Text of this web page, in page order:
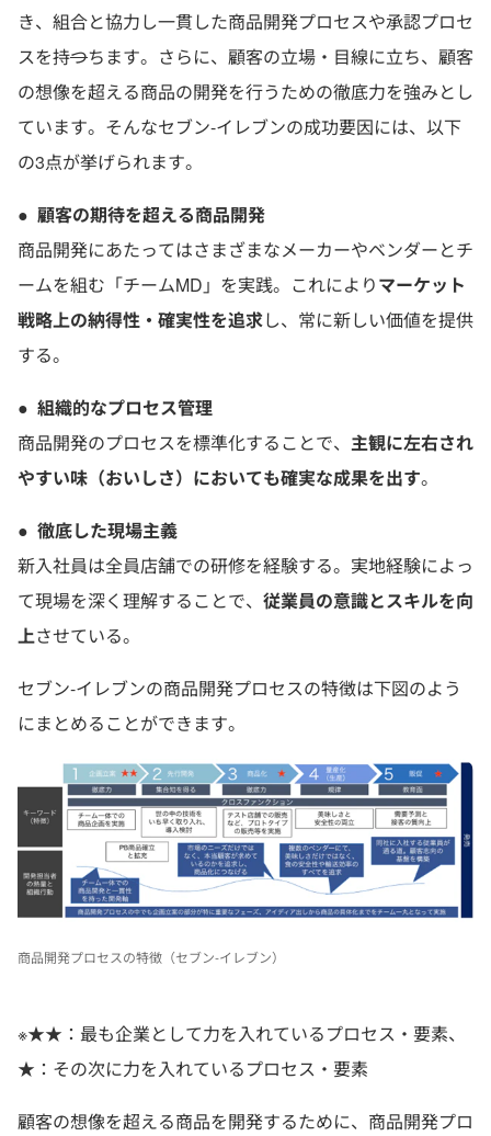
き、組合と協力し一貫した商品開発プロセスや承認プロセ
スを持つちます。さらに、顧客の立場・目線に立ち、顧客
の想像を超える商品の開発を行うための徹底力を強みとし
ています。そんなセブン-イレブンの成功要因には、以下
の3点が挙げられます。
● 顧客の期待を超える商品開発
商品開発にあたってはさまざまなメーカーやベンダーとチ
ームを組む「チームMD」を実践。これによりマーケット
戦略上の納得性・確実性を追求し、常に新しい価値を提供
する。
● 組織的なプロセス管理
商品開発のプロセスを標準化することで、 主観に左右され
やすい味（おいしさ）においても確実な成果を出す。
● 徹底した現場主義
新入社員は全員店舗での研修を経験する。実地経験によっ
て現場を深く理解することで、 従業員の意識とスキルを向
上させている。
セブン-イレブンの商品開発プロセスの特徴は下図のよう
にまとめることができます。
商品開発プロセスの特徴（セブン-イレブン）
※★★：最も企業として力を入れているプロセス・要素、
★：その次に力を入れているプロセス・要素
顧客の想像を超える商品を開発するために、商品開発プロ